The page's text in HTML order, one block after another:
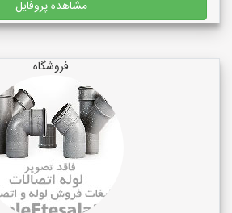
مشاهده پروفایل
فروشگاه